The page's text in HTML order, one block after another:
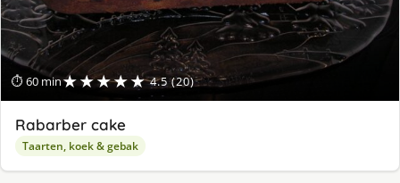
⏱ 60 min★★★★★ 4.5 (20)
Rabarber cake
Taarten, koek & gebak